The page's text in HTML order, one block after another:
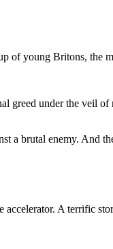
of young Britons, the
greed under the veil
a brutal enemy. And
accelerator. A terrific